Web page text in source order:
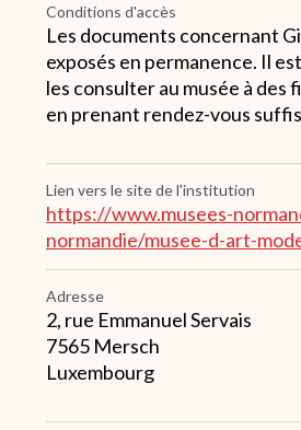
Conditions d'accès
Les documents concernant
exposés en permanence. Il
les consulter au musée à des
en prenant rendez-vous
Lien vers le site de l'institution
https://www.musees-
normandie/musee-d-art-
Adresse
2, rue Emmanuel Servais
7565 Mersch
Luxembourg